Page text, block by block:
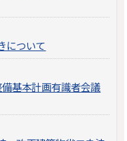
について
基本計画有識者会議